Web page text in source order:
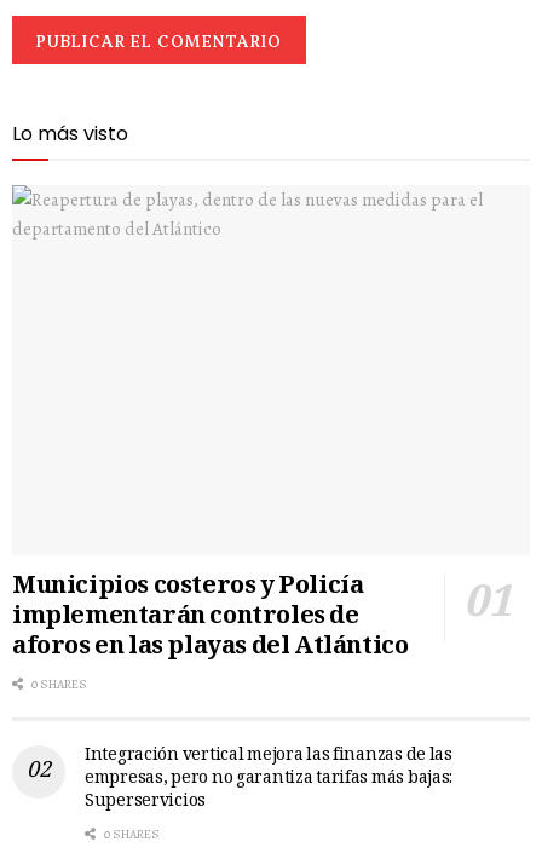
Lo más visto
Municipios costeros y Policía
implementarán controles de
aforos en las playas del Atlántico
0 SHARES
Integración vertical mejora las finanzas de las
empresas, pero no garantiza tarifas más bajas:
Superservicios
0 SHARES